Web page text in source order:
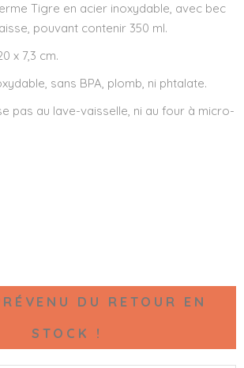
Tigre en acier inoxydable, avec bec
pouvant contenir 350 ml.
x 7,3 cm.
sans BPA, plomb, ni phtalate.
pas au lave-vaisselle, ni au four à micro-
DU RETOUR EN
STOCK !